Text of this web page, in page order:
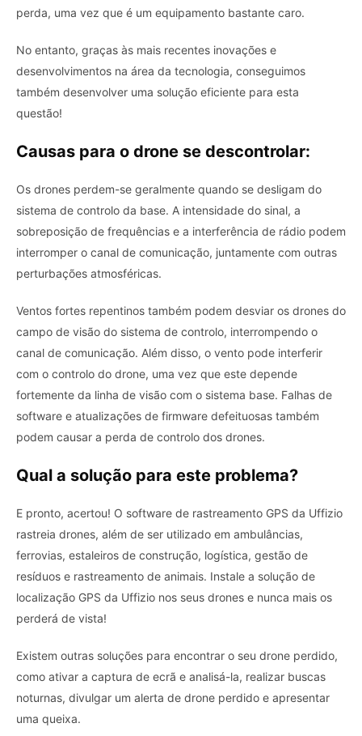
perda, uma vez que é um equipamento bastante caro.
No entanto, graças às mais recentes inovações e
desenvolvimentos na área da tecnologia, conseguimos
também desenvolver uma solução eficiente para esta
questão!
Causas para o drone se descontrolar:
Os drones perdem-se geralmente quando se desligam do
sistema de controlo da base. A intensidade do sinal, a
sobreposição de frequências e a interferência de rádio podem
interromper o canal de comunicação, juntamente com outras
perturbações atmosféricas.
Ventos fortes repentinos também podem desviar os drones do
campo de visão do sistema de controlo, interrompendo o
canal de comunicação. Além disso, o vento pode interferir
com o controlo do drone, uma vez que este depende
fortemente da linha de visão com o sistema base. Falhas de
software e atualizações de firmware defeituosas também
podem causar a perda de controlo dos drones.
Qual a solução para este problema?
E pronto, acertou! O software de rastreamento GPS da Uffizio
rastreia drones, além de ser utilizado em ambulâncias,
ferrovias, estaleiros de construção, logística, gestão de
resíduos e rastreamento de animais. Instale a solução de
localização GPS da Uffizio nos seus drones e nunca mais os
perderá de vista!
Existem outras soluções para encontrar o seu drone perdido,
como ativar a captura de ecrã e analisá-la, realizar buscas
noturnas, divulgar um alerta de drone perdido e apresentar
uma queixa.